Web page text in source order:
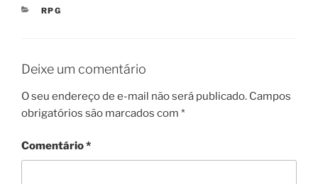
CATEGORIAS
RPG
Deixe um comentário
O seu endereço de e-mail não será publicado. Campos
obrigatórios são marcados com *
Comentário*